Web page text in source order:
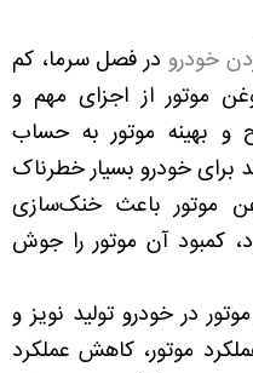
خودرو در فصل سرما، کم
موتور از اجزای مهم و
و بهینه موتور به حساب
خودرو بسیار خطرناک
موتور باعث خنک‌سازی
کمبود آن موتور را جوش
در خودرو تولید نویز و
موتور، کاهش عملکرد